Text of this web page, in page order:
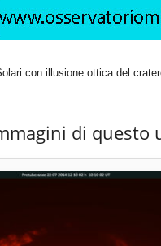
con illusione ottica del
di questo